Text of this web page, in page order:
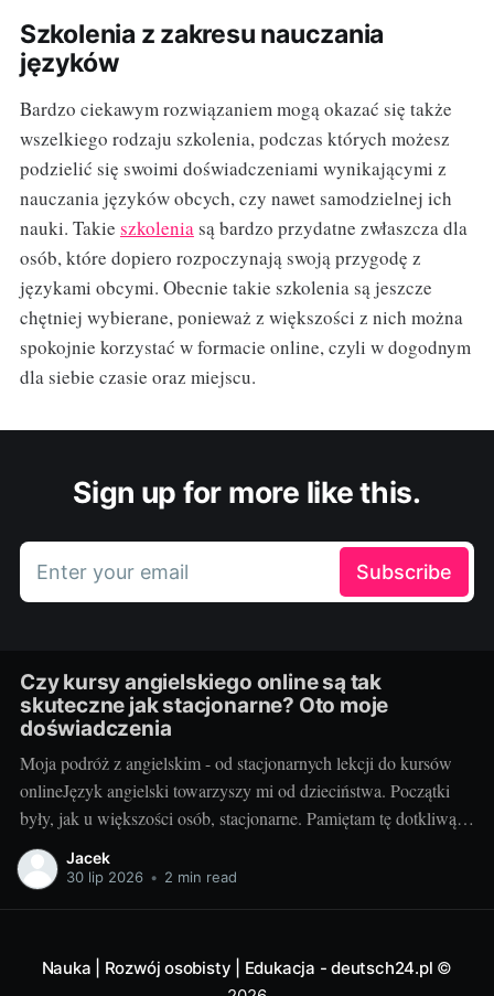
Szkolenia z zakresu nauczania
języków
Bardzo ciekawym rozwiązaniem mogą okazać się także
wszelkiego rodzaju szkolenia, podczas których możesz
podzielić się swoimi doświadczeniami wynikającymi z
nauczania języków obcych, czy nawet samodzielnej ich
nauki. Takie szkolenia są bardzo przydatne zwłaszcza dla
osób, które dopiero rozpoczynają swoją przygodę z
językami obcymi. Obecnie takie szkolenia są jeszcze
chętniej wybierane, ponieważ z większości z nich można
spokojnie korzystać w formacie online, czyli w dogodnym
dla siebie czasie oraz miejscu.
Sign up for more like this.
Enter your email Subscribe
Czy kursy angielskiego online są tak
skuteczne jak stacjonarne? Oto moje
doświadczenia
Moja podróż z angielskim - od stacjonarnych lekcji do kursów
onlineJęzyk angielski towarzyszy mi od dzieciństwa. Początki
były, jak u większości osób, stacjonarne. Pamiętam tę dotkliwą
niechęć do porannego wstawania, pendolowania do szkoły i
powrotów w gorszym nastroju, niż w momencie wyjścia.
Jacek
30 lip 2026 • 2 min read
Nauka | Rozwój osobisty | Edukacja - deutsch24.pl ©